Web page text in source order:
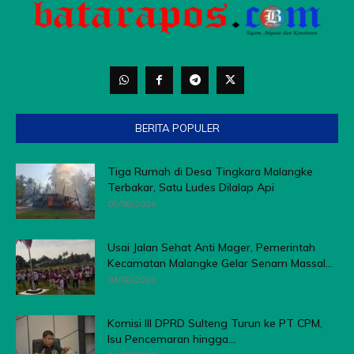
BERITA POPULER
Tiga Rumah di Desa Tingkara Malangke
Terbakar, Satu Ludes Dilalap Api
05/08/2026
Usai Jalan Sehat Anti Mager, Pemerintah
Kecamatan Malangke Gelar Senam Massal...
04/08/2026
Komisi III DPRD Sulteng Turun ke PT CPM,
Isu Pencemaran hingga...